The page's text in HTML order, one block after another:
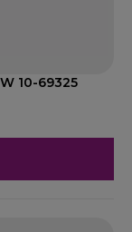
Microondas base ceramica 25 L. 1000 W 10-69325